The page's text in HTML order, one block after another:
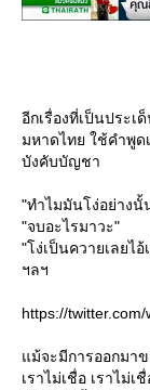
อีกเรื่องที่เป็นประเ
มหาดไทย ใช้คำพูด
บังคับบัญชา
"ทำไมมันโง่อย่างนั้
"จบอะไรมาวะ"
"โง่เป็นควายเลยไอ้
ฯลฯ
https://
ม้จะมีการออกมาข
เราไม่เชื่อ เราไม่